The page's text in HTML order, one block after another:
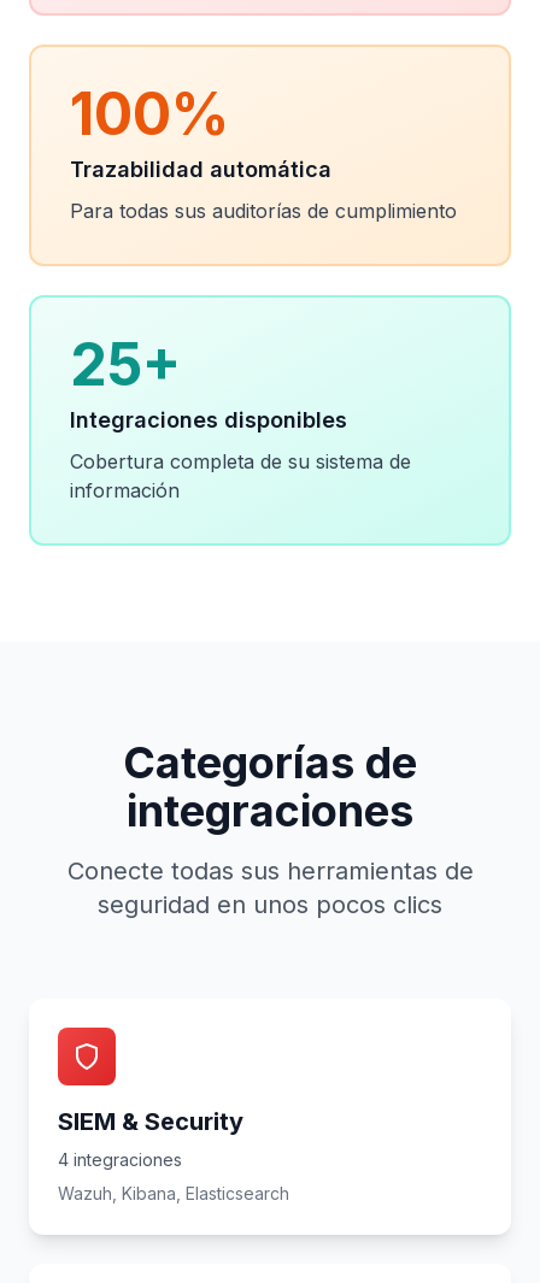
100%
Trazabilidad automática
Para todas sus auditorías de cumplimiento
25+
Integraciones disponibles
Cobertura completa de su sistema de
información
Categorías de
integraciones
Conecte todas sus herramientas de
seguridad en unos pocos clics
SIEM & Security
4 integraciones
Wazuh, Kibana, Elasticsearch